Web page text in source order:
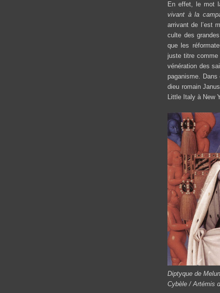
En effet, le mot
vivant à la
arrivant de l’est
culte des
que les
juste titre
vénération des
paganisme.
dieu romain
Little Italy à New
Diptyque de Melun
Cybèle / Artémis